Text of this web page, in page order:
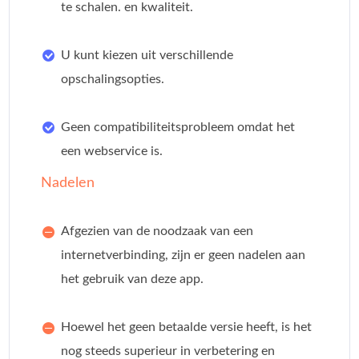
te schalen. en kwaliteit.
U kunt kiezen uit verschillende
opschalingsopties.
Geen compatibiliteitsprobleem omdat het
een webservice is.
Nadelen
Afgezien van de noodzaak van een
internetverbinding, zijn er geen nadelen aan
het gebruik van deze app.
Hoewel het geen betaalde versie heeft, is het
nog steeds superieur in verbetering en